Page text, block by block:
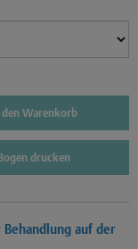
den Warenkorb
drucken
auf der